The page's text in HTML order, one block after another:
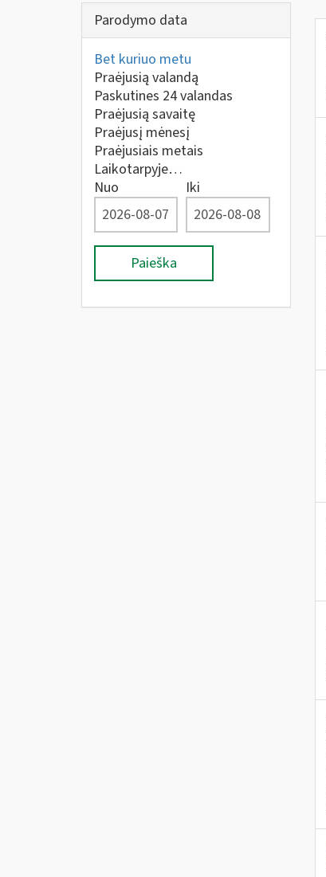
Parodymo data
Bet kuriuo metu
Praėjusią valandą
Paskutines 24 valandas
Praėjusią savaitę
Praėjusį mėnesį
Praėjusiais metais
Laikotarpyje…
Nuo
Iki
Paieška